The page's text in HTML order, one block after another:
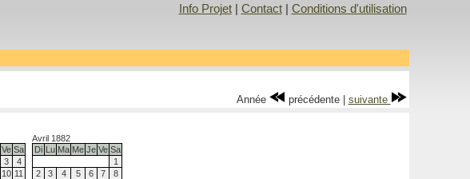
Info Projet| Contact| Conditions d'utilisation
Année précédente | suivante
Ve Sa
3
4
10 11
Avril 1882
Di Lu Ma Me Je Ve Sa
1
2
3 4 5 6 7
8